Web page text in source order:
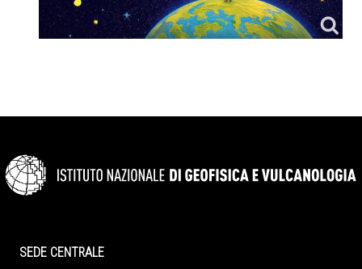
SEDE CENTRALE